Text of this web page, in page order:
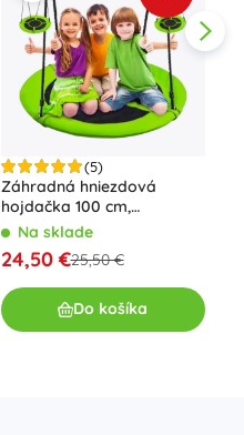
(5)
Záhradná hniezdová
hojdačka 100 cm,
zeleno‑čierna, nosnosť 150
Na sklade
24,50 €25,50 €
Do košíka